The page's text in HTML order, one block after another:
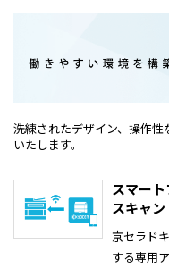
洗練されたデザイン、操作
いたします。
スマー
スキャ
京セラド
する専用